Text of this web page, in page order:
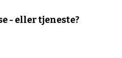
- eller tjeneste?